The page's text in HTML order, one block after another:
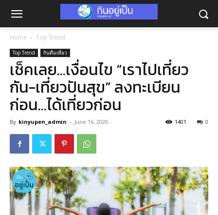
Home Top Trend
Top Trend กินดื่มเที่ยว
เช็คเลย…เงื่อนไข “เราไปเที่ยว
กัน-เที่ยวปันสุข” ลงทะเบียน
ก่อน…ได้เที่ยวก่อน
By kinyupen_admin - June 16, 2020 0
1401